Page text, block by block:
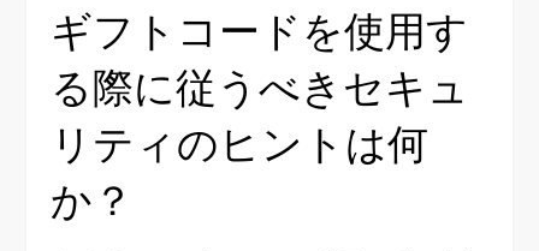
ギフトコードを使用す
る際に従うべきセキュ
リティのヒントは何
か？